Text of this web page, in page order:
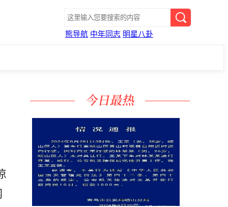
熊导航 中年同志 明星八卦